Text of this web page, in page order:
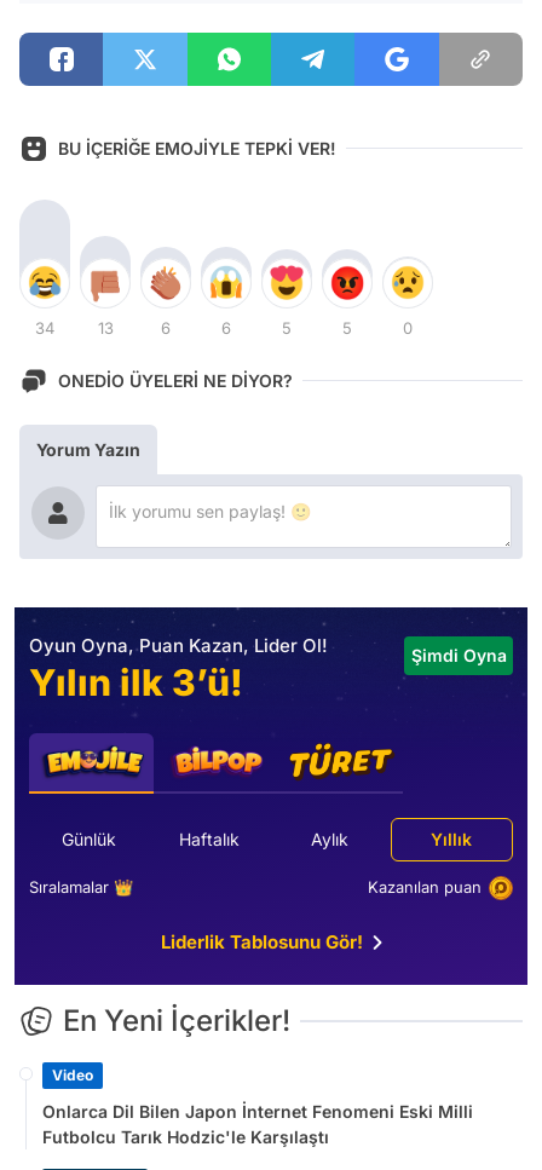
BU İÇERİĞE EMOJİYLE TEPKİ VER!
34 13 6 6 5 5 0
ONEDİO ÜYELERİ NE DİYOR?
Yorum Yazın
Oyun Oyna, Puan Kazan, Lider Ol!
Yılın ilk 3’ü!
Şimdi Oyna
Günlük Haftalık Aylık Yıllık
Sıralamalar 👑 Kazanılan puan
Liderlik Tablosunu Gör!
En Yeni İçerikler!
Video
Onlarca Dil Bilen Japon İnternet Fenomeni Eski Milli
Futbolcu Tarık Hodzic'le Karşılaştı